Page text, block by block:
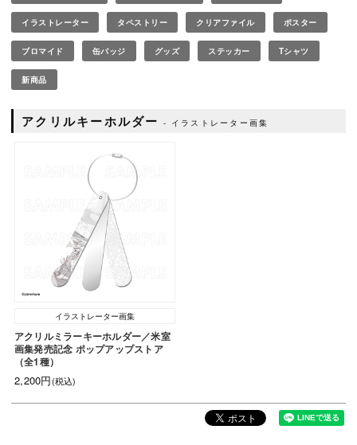
イラストレーター タペストリー クリアファイル ポスター
ブロマイド 缶バッジ グッズ ステッカー Tシャツ
新商品
アクリルキーホルダー イラストレーター画集
イラストレーター画集
アクリルミラーキーホルダー／米室
画集発売記念 ポップアップストア
（全1種）
2,200円(税込)